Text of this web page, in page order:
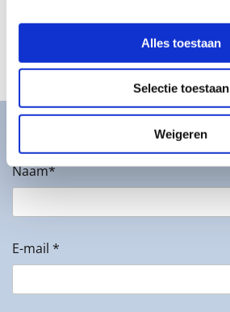
Alles toestaan
Selectie toestaan
Weigeren
Meer over het centrum
Neem contact op
Naam*
E-mail *